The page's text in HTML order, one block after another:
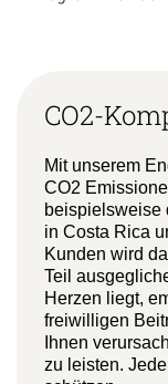
CO2-
Mit unserem
CO2
beispielsweise
in Costa Rica
Kunden wird
Teil
Herzen liegt,
freiwilligen
Ihnen
zu leisten.